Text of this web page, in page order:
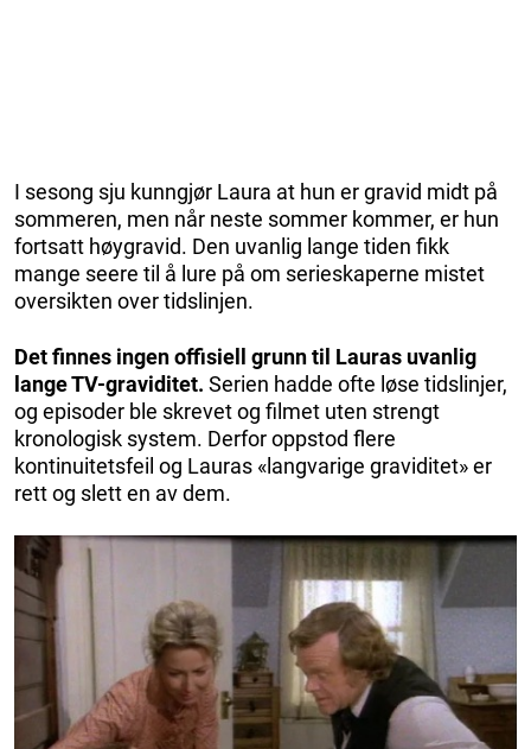
I sesong sju kunngjør Laura at hun er gravid midt på
sommeren, men når neste sommer kommer, er hun
fortsatt høygravid. Den uvanlig lange tiden fikk
mange seere til å lure på om serieskaperne mistet
oversikten over tidslinjen.
Det finnes ingen offisiell grunn til Lauras uvanlig
lange TV-graviditet. Serien hadde ofte løse tidslinjer,
og episoder ble skrevet og filmet uten strengt
kronologisk system. Derfor oppstod flere
kontinuitetsfeil og Lauras «langvarige graviditet» er
rett og slett en av dem.